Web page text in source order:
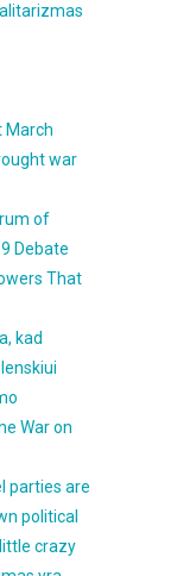
March
war
of
Debate
That
kad
War on
parties are
political
crazy